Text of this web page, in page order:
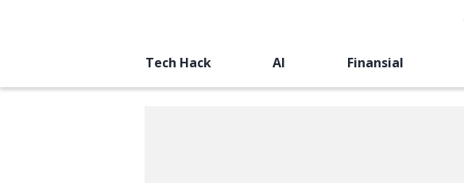
Tech Hack AI Finansial